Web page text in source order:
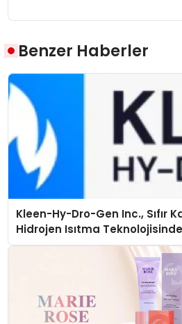
Benzer Haberler
Kleen-Hy-Dro-Gen Inc., Sıfır
Hidrojen Isıtma
Düzenleyici Onaylarını Aldı